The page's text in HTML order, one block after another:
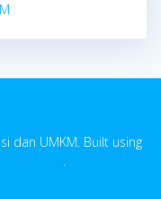
dan UMKM. Built using
.